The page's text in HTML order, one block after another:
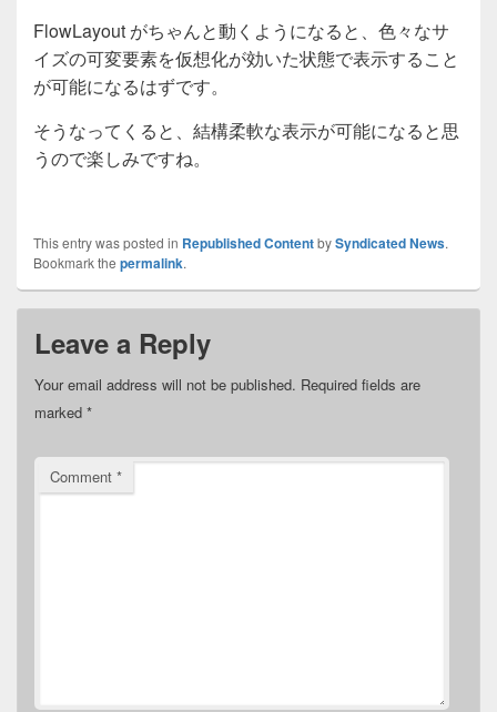
FlowLayout がちゃんと動くようになると、色々なサ
イズの可変要素を仮想化が効いた状態で表示すること
が可能になるはずです。
そうなってくると、結構柔軟な表示が可能になると思
うので楽しみですね。
This entry was posted in Republished ContentbySyndicated News.
Bookmark the permalink.
Leave a Reply
Your email address will not be published. Required fields are
marked *
Comment *